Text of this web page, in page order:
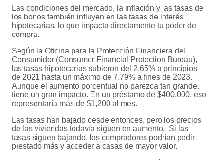
Las condiciones del mercado, la inflación y las tasas de
los bonos también influyen en las tasas de interés
hipotecarias, lo que impacta directamente tu poder de
compra.
Según la Oficina para la Protección Financiera del
Consumidor (Consumer Financial Protection Bureau),
las tasas hipotecarias subieron del 2.65% a principios
de 2021 hasta un máximo de 7.79% a fines de 2023.
Aunque el aumento porcentual no parezca tan grande,
tiene un gran impacto. En un préstamo de $400,000, eso
representaría más de $1,200 al mes.
Las tasas han bajado desde entonces, pero los precios
de las viviendas todavía siguen en aumento. Si las
tasas siguen bajando, los compradores podrían pedir
prestado más y acceder a casas de mayor valor.